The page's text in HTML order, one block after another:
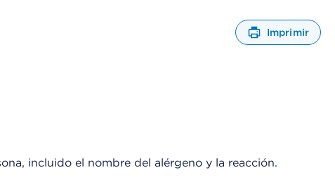
Imprimir
A
incluido el nombre del alérgeno y la reacción.